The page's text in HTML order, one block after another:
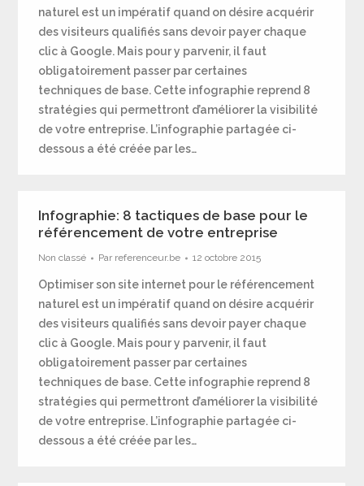
naturel est un impératif quand on désire acquérir
des visiteurs qualifiés sans devoir payer chaque
clic à Google. Mais pour y parvenir, il faut
obligatoirement passer par certaines
techniques de base. Cette infographie reprend 8
stratégies qui permettront d’améliorer la visibilité
de votre entreprise. L’infographie partagée ci-
dessous a été créée par les…
Infographie: 8 tactiques de base pour le
référencement de votre entreprise
Non classé Par referenceur.be 12 octobre 2015
Optimiser son site internet pour le référencement
naturel est un impératif quand on désire acquérir
des visiteurs qualifiés sans devoir payer chaque
clic à Google. Mais pour y parvenir, il faut
obligatoirement passer par certaines
techniques de base. Cette infographie reprend 8
stratégies qui permettront d’améliorer la visibilité
de votre entreprise. L’infographie partagée ci-
dessous a été créée par les…